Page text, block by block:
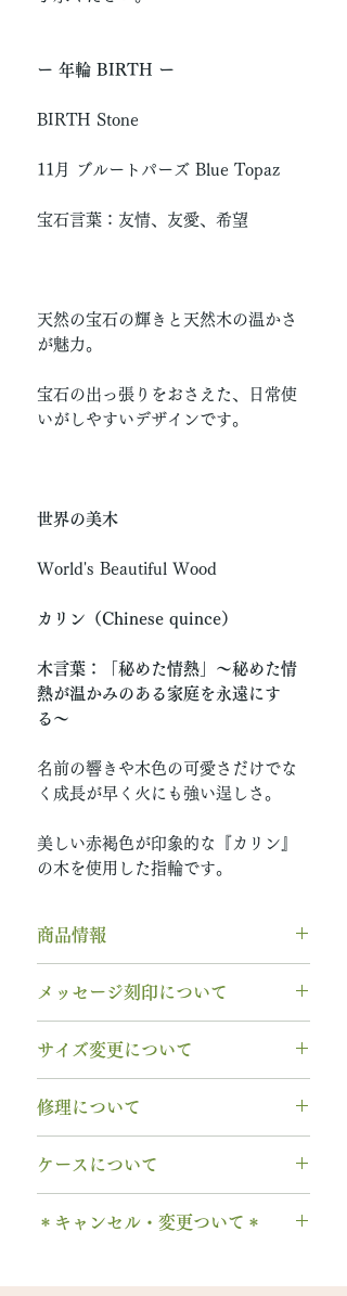
ー 年輪 BIRTH ー
BIRTH Stone
11月 ブルートパーズ Blue Topaz
宝石言葉：友情、友愛、希望
天然の宝石の輝きと天然木の温かさ
が魅力。
宝石の出っ張りをおさえた、日常使
いがしやすいデザインです。
世界の美木
World's Beautiful Wood
カリン（Chinese quince）
木言葉：「秘めた情熱」〜秘めた情
熱が温かみのある家庭を永遠にす
る〜
名前の響きや木色の可愛さだけでな
く成長が早く火にも強い逞しさ。
美しい赤褐色が印象的な『カリン』
の木を使用した指輪です。
商品情報
ド）
石種： 11月 ブルートパーズ
リング幅：3.0mm
納期： 6〜7週間
石サイズ：0.1ct程度 / 直径3.0mm
石の形 ：ラウンド
ます。
メッセージ刻印について
フォント：ブロック体
以下の組み合わせが可能です。
A～Z 英字 大文字のみ（※小文
字は不可です）
0～9 数字
. ドット
サイズ変更について
ません 。
み無料で新品交換
2回目以降のサイズ交換は、（その
時点の販売価格の）50%の価格で
修理について
木部、コーティング修理をご希望
2回目以降は有料になります。
ケースについて
料の装飾ケースのいずれかを選択
有料装飾ケースには、無料の装飾
＊キャンセル・変更ついて＊
や仕様の変更はできません。